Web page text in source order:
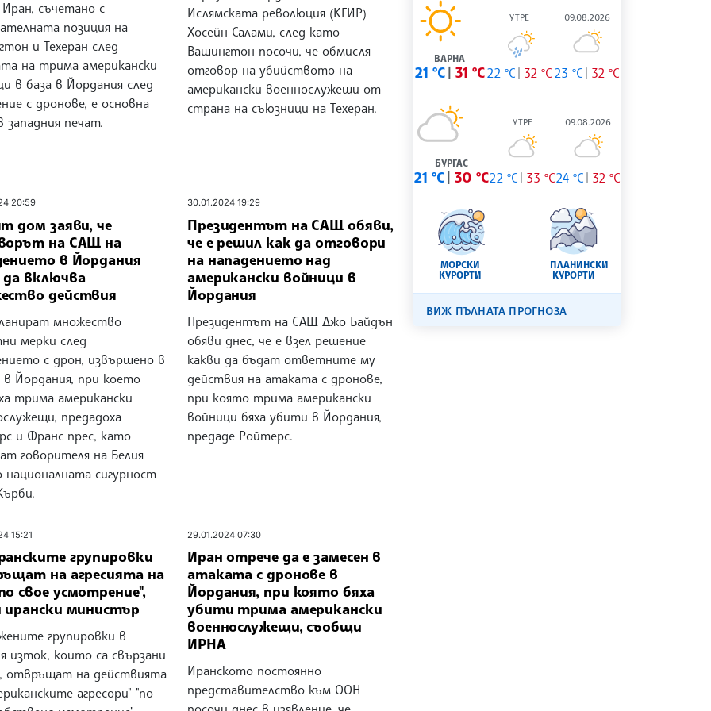
съчетано с
позиция на
и Техеран след
на трима американски
в база в Йордания след
с дронове, е основна
западния печат.
Ислямската революция (КГИР)
Хосейн Салами, след като
Вашингтон посочи, че обмисля
отговор на убийството на
американски военнослужещи от
страна на съюзници на Техеран.
20:59
дом заяви, че
на САЩ на
в Йордания
включва
действия
множество
мерки след
с дрон, извършено в
в Йордания, при което
трима американски
предадоха
и Франс прес, като
говорителя на Белия
националната сигурност
30.01.2024 19:29
Президентът на САЩ обяви,
че е решил как да отговори
на нападението над
американски войници в
Йордания
Президентът на САЩ Джо Байдън
обяви днес, че е взел решение
какви да бъдат ответните му
действия на атаката с дронове,
при която трима американски
войници бяха убити в Йордания,
предаде Ройтерс.
15:21
групировки
на агресията на
свое усмотрение",
ирански министър
групировки в
изток, които са свързани
отвръщат на действията
агресори" "по
29.01.2024 07:30
Иран отрече да е замесен в
атаката с дронове в
Йордания, при която бяха
убити трима американски
военнослужещи, съобщи
ИРНА
Иранското постоянно
представителство към ООН
ВАРНА
21 °C 31 °C
УТРЕ
22 °C 32 °C
09.08.2026
23 °C 32 °C
БУРГАС
21 °C 30 °C
УТРЕ
22 °C 33 °C
09.08.2026
24 °C 32 °C
МОРСКИ
КУРОРТИ
ПЛАНИНСКИ
КУРОРТИ
ВИЖ ПЪЛНАТА ПРОГНОЗА